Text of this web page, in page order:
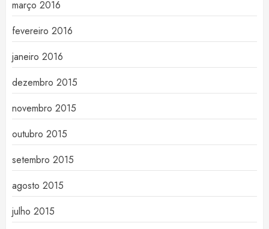
março 2016
fevereiro 2016
janeiro 2016
dezembro 2015
novembro 2015
outubro 2015
setembro 2015
agosto 2015
julho 2015